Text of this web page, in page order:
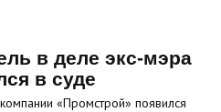
в деле экс-мэра
в суде
«Промстрой» появился